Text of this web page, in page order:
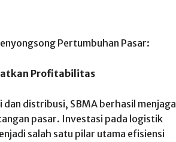
Pertumbuhan Pasar:
Profitabilitas
distribusi, SBMA berhasil menjaga
pasar. Investasi pada logistik
salah satu pilar utama efisiensi